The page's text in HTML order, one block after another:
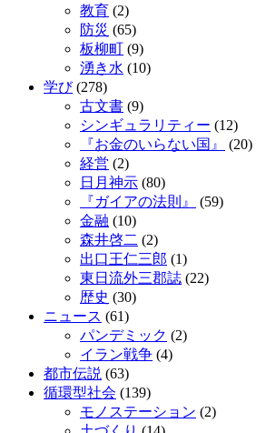
教育 (2)
防災 (65)
板柳町 (9)
湧き水 (10)
学び(278)
古文書 (9)
シンギュラリティー (12)
『お金のいらない国』
(20)
経営 (2)
日月神示 (80)
『ガイアの法則』
(59)
金融 (10)
森井啓二 (2)
出口王仁三郎 (1)
東日流外三郡誌 (22)
歴史 (30)
ニュース (61)
パンデミック (2)
イラン戦争 (4)
都市伝説 (63)
循環型社会 (139)
モノステーション (2)